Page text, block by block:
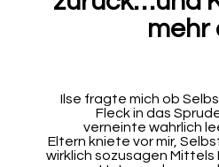
mehr
Ilse fragte mich ob
Fleck in das
verneinte wahrlich
Eltern kniete vor mir,
wirklich sozusagen